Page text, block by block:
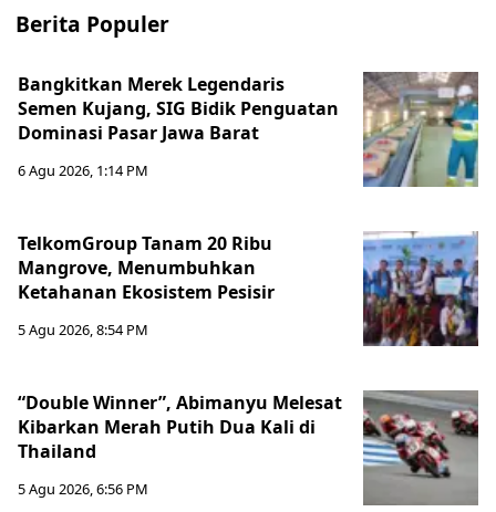
Berita Populer
Bangkitkan Merek Legendaris
Semen Kujang, SIG Bidik Penguatan
Dominasi Pasar Jawa Barat
6 Agu 2026, 1:14 PM
TelkomGroup Tanam 20 Ribu
Mangrove, Menumbuhkan
Ketahanan Ekosistem Pesisir
5 Agu 2026, 8:54 PM
“Double Winner”, Abimanyu Melesat
Kibarkan Merah Putih Dua Kali di
Thailand
5 Agu 2026, 6:56 PM